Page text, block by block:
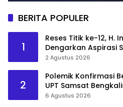
BERITA POPULER
1
Reses Titik ke-12, H.
Dengarkan Aspirasi
2 Agustus 2026
2
Polemik Konfirmasi
UPT Samsat
6 Agustus 2026